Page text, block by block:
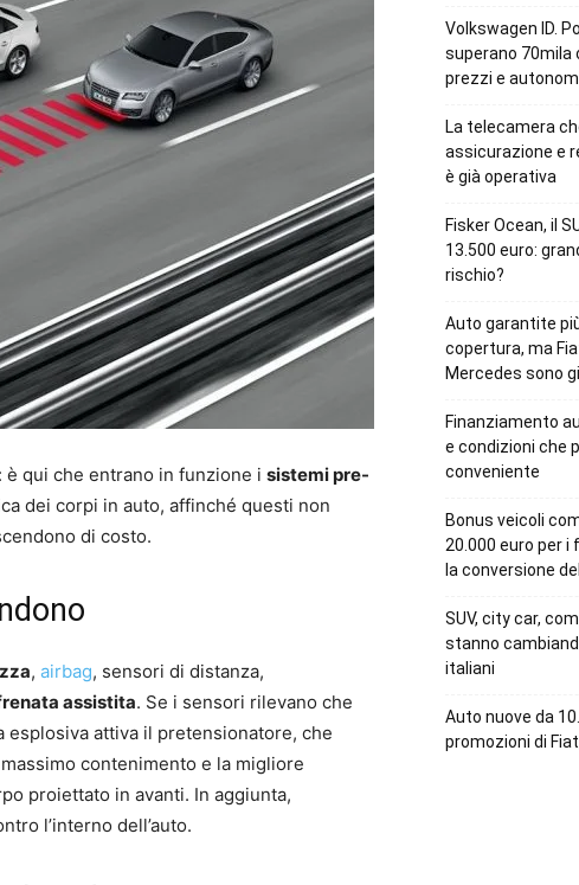
qui che entrano in funzione i sistemi pre-
dei corpi in auto, affinché questi non
di costo.
, airbag, sensori di distanza,
assistita. Se i sensori rilevano che
esplosiva attiva il pretensionatore, che
contenimento e la migliore
proiettato in avanti. In aggiunta,
l’interno dell’auto.
Volkswagen ID.
superano 70mila
prezzi e
La telecamera
assicurazione e
è già operativa
Fisker Ocean, il
13.500 euro:
rischio?
Auto garantite
copertura, ma
Mercedes sono
Finanziamento
e condizioni che
conveniente
Bonus veicoli
20.000 euro per i
la conversione
SUV, city car,
stanno
italiani
Auto nuove da
promozioni di